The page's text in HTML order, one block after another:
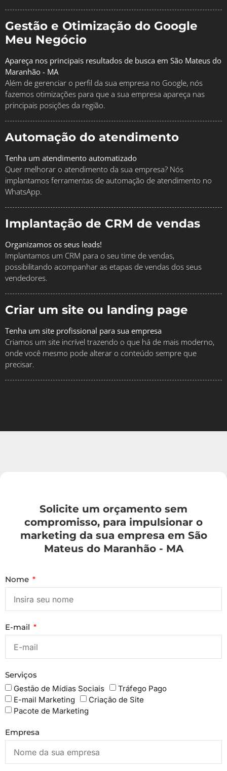
Gestão e Otimização do Google
Meu Negócio
Apareça nos principais resultados de busca em São Mateus do
Maranhão - MA
Além de gerenciar o perfil da sua empresa no Google, nós
fazemos otimizações para que a sua empresa apareça nas
principais posições da região.
Automação do atendimento
Tenha um atendimento automatizado
Quer melhorar o atendimento da sua empresa? Nós
implantamos ferramentas de automação de atendimento no
WhatsApp.
Implantação de CRM de vendas
Organizamos os seus leads!
Implantamos um CRM para o seu time de vendas,
possibilitando acompanhar as etapas de vendas dos seus
vendedores.
Criar um site ou landing page
Tenha um site profissional para sua empresa
Criamos um site incrível trazendo o que há de mais moderno,
onde você mesmo pode alterar o conteúdo sempre que
precisar.
Solicite um orçamento sem
compromisso, para impulsionar o
marketing da sua empresa em São
Mateus do Maranhão - MA
Nome
E-mail
Serviços
Gestão de Mídias Sociais
Tráfego Pago
E-mail Marketing
Criação de Site
Pacote de Marketing
Empresa